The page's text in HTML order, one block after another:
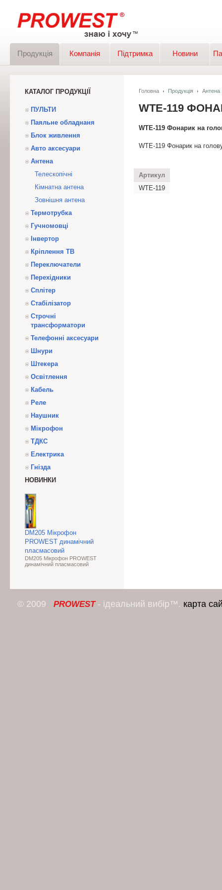
Продукція Компанія Підтримка Новини
КАТАЛОГ ПРОДУКЦІЇ
ПУЛЬТИ
Паяльне обладнаня
Блок живлення
Авто аксесуари
Антена
Телескопічні
Кімнатна антена
Зовнішня антена
Термотрубка
Гучномовці
Інвертор
Кріплення ТВ
Переключатели
Перехідники
Сплітер
Стабілізатор
Строчні
трансформатори
Телефонні аксесуари
Шнури
Штекера
Освітлення
Кабель
Реле
Наушник
Мікрофон
ТДКС
Електрика
Гнізда
НОВИНКИ
DM205 Мікрофон
PROWEST динамічний
пласмасовий
DM205 Мікрофон PROWEST
динамічний пласмасовий
Головна Продукція Антена
WTE-119
WTE-119 Фонарик на
WTE-119 Фонарик на
Артикул
WTE-119
© 2009 PROWEST- ідеальний вибір™. карта